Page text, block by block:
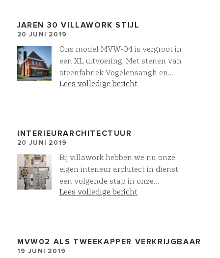
JAREN 30 VILLAWORK STIJL
20 JUNI 2019
Ons model MVW-04 is vergroot in
een XL uitvoering. Met stenen van
steenfabriek Vogelensangh en
prachtige natuursteen leien.
Lees volledige bericht
INTERIEURARCHITECTUUR
20 JUNI 2019
Bij villawork hebben we nu onze
eigen interieur architect in dienst.
een volgende stap in onze
dienstverlening. Voor MVW03XL
plek! Aktief zitten aan het
kookeiland bij het ontbijt of tijdens
Lees volledige bericht
MVW02 ALS TWEEKAPPER VERKRIJGBAAR
19 JUNI 2019